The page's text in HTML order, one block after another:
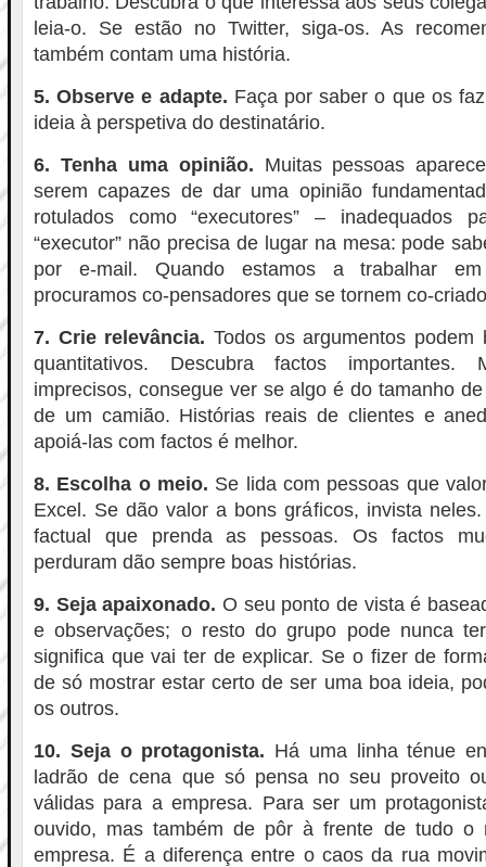
leia-o. Se estão no Twitter, siga-os. As
também contam uma história.
5. Observe e adapte. Faça por saber o que os
ideia à perspetiva do destinatário.
6. Tenha uma opinião. Muitas pessoas
serem capazes de dar uma opinião
rotulados como “executores” – inadequados
“executor” não precisa de lugar na mesa: pode
por e-mail. Quando estamos a trabalhar em
procuramos co-pensadores que se tornem co-
7. Crie relevância. Todos os argumentos podem
quantitativos. Descubra factos importantes.
imprecisos, consegue ver se algo é do tamanho
de um camião. Histórias reais de clientes e
apoiá-las com factos é melhor.
8. Escolha o meio. Se lida com pessoas que
Excel. Se dão valor a bons gráficos, invista
factual que prenda as pessoas. Os factos
perduram dão sempre boas histórias.
9. Seja apaixonado. O seu ponto de vista é
e observações; o resto do grupo pode nunca
significa que vai ter de explicar. Se o fizer de
de só mostrar estar certo de ser uma boa ideia,
os outros.
10. Seja o protagonista. Há uma linha ténue
ladrão de cena que só pensa no seu proveito
válidas para a empresa. Para ser um
ouvido, mas também de pôr à frente de tudo o
empresa. É a diferença entre o caos da rua